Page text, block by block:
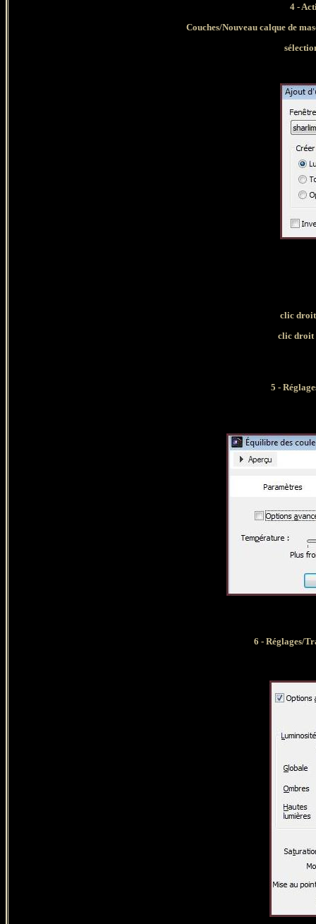
4 -
Couches/Nouveau calque de
clic droit
clic droit
5 -
6 - Réglages/